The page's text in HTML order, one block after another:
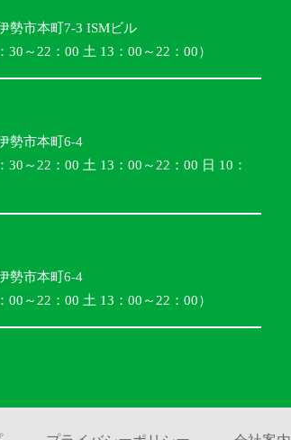
勢市本町7-3 ISMビル
30～22：00 土 13：00～22：00）
勢市本町6-4
30～22：00 土 13：00～22：00 日 10：
勢市本町6-4
00～22：00 土 13：00～22：00）